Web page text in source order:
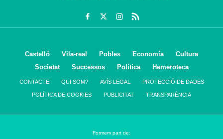
Castelló Vila-real Pobles Economía
Cultura
Societat
Successos Política Hemeroteca
CONTACTE QUI SOM? AVÍS LEGAL PROTECCIÓ DE DADES
POLÍTICA DE COOKIES PUBLICITAT TRANSPARÈNCIA
Formem part de: